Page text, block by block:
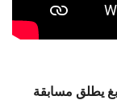
يطلق مسابقة